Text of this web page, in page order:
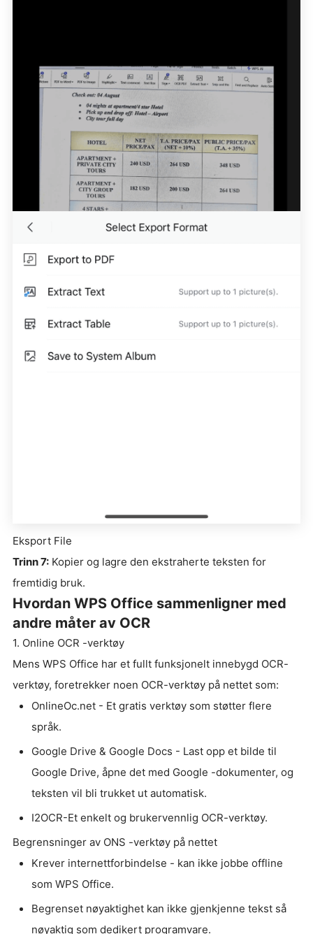
Eksport File
Trinn 7: Kopier og lagre den ekstraherte teksten for
fremtidig bruk.
Hvordan WPS Office sammenligner med
andre måter av OCR
1. Online OCR -verktøy
Mens WPS Office har et fullt funksjonelt innebygd OCR-
verktøy, foretrekker noen OCR-verktøy på nettet som:
OnlineOc.net - Et gratis verktøy som støtter flere
språk.
Google Drive & Google Docs - Last opp et bilde til
Google Drive, åpne det med Google -dokumenter, og
teksten vil bli trukket ut automatisk.
I2OCR-Et enkelt og brukervennlig OCR-verktøy.
Begrensninger av ONS -verktøy på nettet
Krever internettforbindelse - kan ikke jobbe offline
som WPS Office.
Begrenset nøyaktighet kan ikke gjenkjenne tekst så
nøyaktig som dedikert programvare.